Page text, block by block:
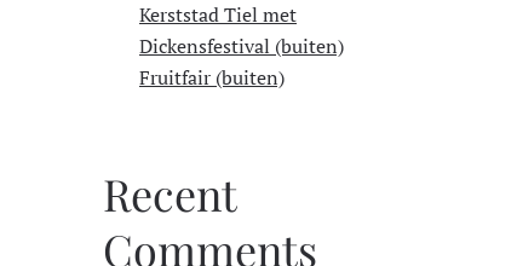
Kerststad Tiel met
Dickensfestival (buiten)
Fruitfair (buiten)
Recent
Comments